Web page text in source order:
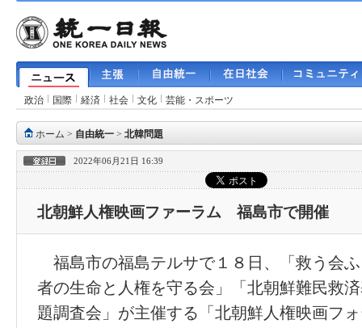
政治 国際 経済 社会 文化 芸能・スポーツ
ホーム > 自由統一 > 北韓問題
2022年06月21日 16:39
北朝鮮人権映画ファーラム 福島市で開催
福島市の福島テルサで１８日、「救う会
者の生命と人権を守る会」「北朝鮮難民救
題調査会」が主催する「北朝鮮人権映画フ